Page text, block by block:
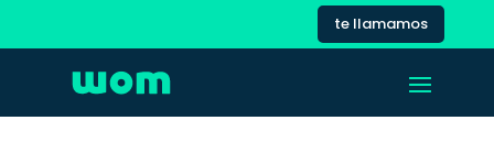
te llamamos